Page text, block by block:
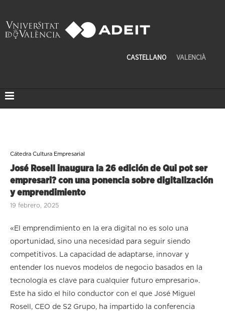
CASTELLANO VALENCIÀ
Cátedra Cultura Empresarial
José Rosell inaugura la 26 edición de Qui pot ser
empresari? con una ponencia sobre digitalización
y emprendimiento
19 febrero, 2025
«El emprendimiento en la era digital no es solo una
oportunidad, sino una necesidad para seguir siendo
competitivos. La capacidad de adaptarse, innovar y
entender los nuevos modelos de negocio basados en la
tecnología es clave para cualquier futuro empresario».
Este ha sido el hilo conductor con el que José Miguel
Rosell, CEO de S2 Grupo, ha impartido la conferencia